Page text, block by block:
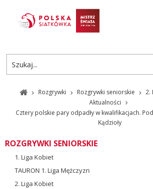
AKTUALNOŚCI
ROZGRYWKI
PL
EN
Rozgrywki Rozgrywki seniorskie
2.
Aktualności
Cztery polskie pary odpadły w kwalifikacjach.
Kądzioły
ROZGRYWKI SENIORSKIE
1. Liga Kobiet
TAURON 1. Liga Mężczyzn
2. Liga Kobiet